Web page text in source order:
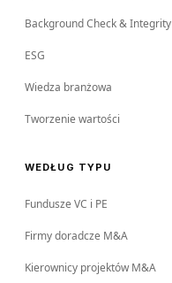
Background Check & Integrity
ESG
Wiedza branżowa
Tworzenie wartości
WEDŁUG TYPU
Fundusze VC i PE
Firmy doradcze M&A
Kierownicy projektów M&A